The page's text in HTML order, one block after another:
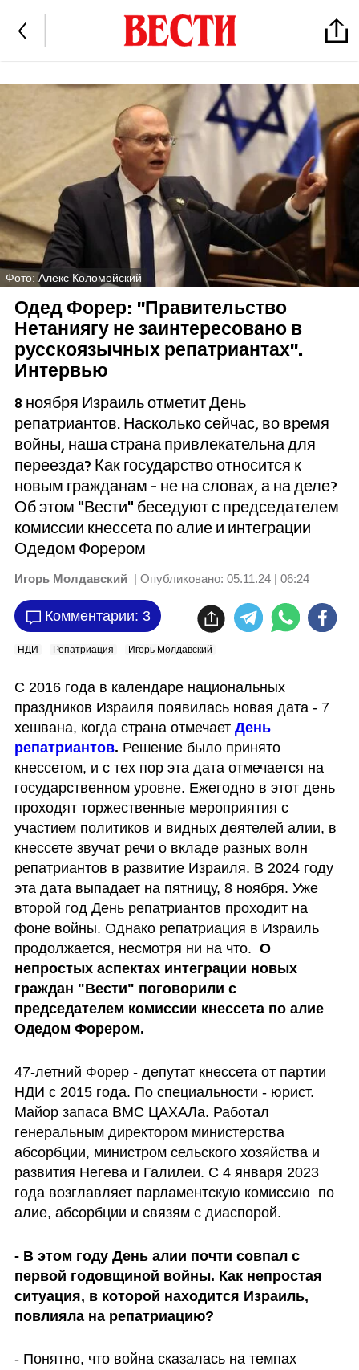
Фото: Алекс Коломойский
Одед Форер: "Правительство
Нетаниягу не заинтересовано в
русскоязычных репатриантах".
Интервью
8 ноября Израиль отметит День
репатриантов. Насколько сейчас, во время
войны, наша страна привлекательна для
переезда? Как государство относится к
новым гражданам - не на словах, а на деле?
Об этом "Вести" беседуют с председателем
комиссии кнессета по алие и интеграции
Одедом Форером
Игорь Молдавский | Опубликовано: 05.11.24 | 06:24
Комментарии: 3
НДИ Репатриация Игорь Молдавский
С 2016 года в календаре национальных
праздников Израиля появилась новая дата - 7
хешвана, когда страна отмечает День
репатриантов. Решение было принято
кнессетом, и с тех пор эта дата отмечается на
государственном уровне. Ежегодно в этот день
проходят торжественные мероприятия с
участием политиков и видных деятелей алии, в
кнессете звучат речи о вкладе разных волн
репатриантов в развитие Израиля. В 2024 году
эта дата выпадает на пятницу, 8 ноября. Уже
второй год День репатриантов проходит на
фоне войны. Однако репатриация в Израиль
продолжается, несмотря ни на что. О
непростых аспектах интеграции новых
граждан "Вести" поговорили с
председателем комиссии кнессета по алие
Одедом Форером.
47-летний Форер - депутат кнессета от партии
НДИ с 2015 года. По специальности - юрист.
Майор запаса ВМС ЦАХАЛа. Работал
генеральным директором министерства
абсорбции, министром сельского хозяйства и
развития Негева и Галилеи. С 4 января 2023
года возглавляет парламентскую комиссию  по
алие, абсорбции и связям с диаспорой.
- В этом году День алии почти совпал с
первой годовщиной войны. Как непростая
ситуация, в которой находится Израиль,
повлияла на репатриацию?
- Понятно, что война сказалась на темпах